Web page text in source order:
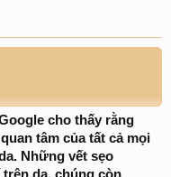
cho thấy rằng
tâm của tất cả mọi
Những vết sẹo